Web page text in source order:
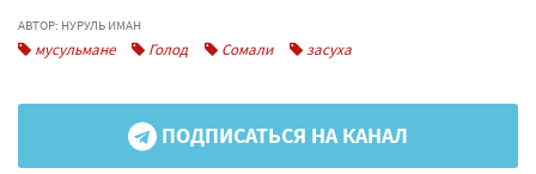
АВТОР: НУРУЛЬ ИМАН
мусульмане Голод Сомали засуха
ПОДПИСАТЬСЯ НА КАНАЛ